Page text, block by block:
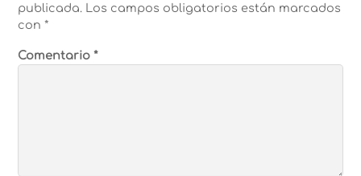
publicada. Los campos obligatorios están marcados
con*
Comentario*